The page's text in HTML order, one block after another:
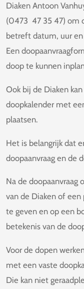
Diaken Antoon
(0473 47 35 47) om
betreft datum, uur en
Een
doop te kunnen
Ook bij de Diaken
doopkalender met
plaatsen.
Het is belangrijk dat
doopaanvraag en de
Na de doopaanvraag
van de Diaken of
te geven en op een
betekenis van de
Voor de dopen
met een vaste
Die kan niet